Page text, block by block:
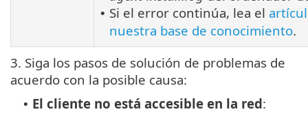
• Si el error continúa, lea el
nuestra base de conocimiento.
3. Siga los pasos de solución de problemas de
acuerdo con la posible causa:
• El cliente no está accesible en la red: